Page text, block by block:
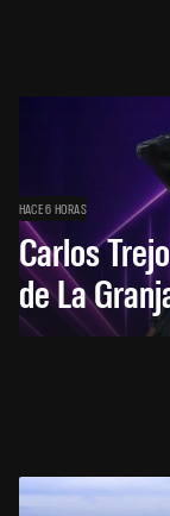
HACE 6 HORAS
Carlos
de La